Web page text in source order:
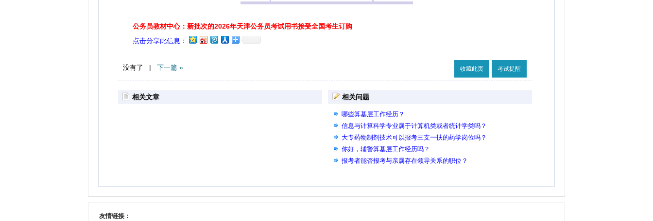
公务员教材中心：新批次的2026年天津公务员考试用书接受全国考生订购
点击分享此信息：
没有了 | 下一篇 » 收藏此页 考试提醒
相关文章 相关问题
哪些算基层工作经历？
信息与计算科学专业属于计算机类或者统计学类吗？
大专药物制剂技术可以报考三支一扶的药学岗位吗？
你好，辅警算基层工作经历吗？
报考者能否报考与亲属存在领导关系的职位？
友情链接：